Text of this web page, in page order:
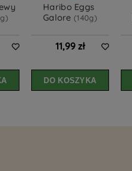
Haribo Eggs
Galore (140g)
11,99 zł
DO KOSZYKA